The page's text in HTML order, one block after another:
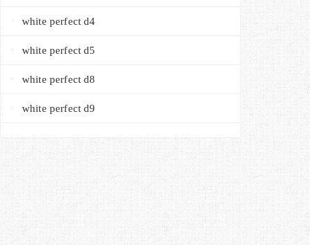
white perfect d4
white perfect d5
white perfect d8
white perfect d9